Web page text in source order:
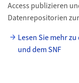
Access publizieren
Datenrepositorien
Lesen Sie mehr
und dem SNF